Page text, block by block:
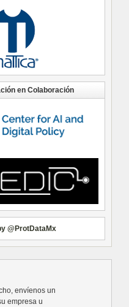
en Colaboración
@ProtDataMx
envíenos un
empresa u